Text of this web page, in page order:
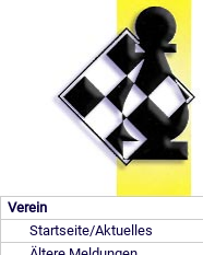
Verein
Startseite/Aktuelles